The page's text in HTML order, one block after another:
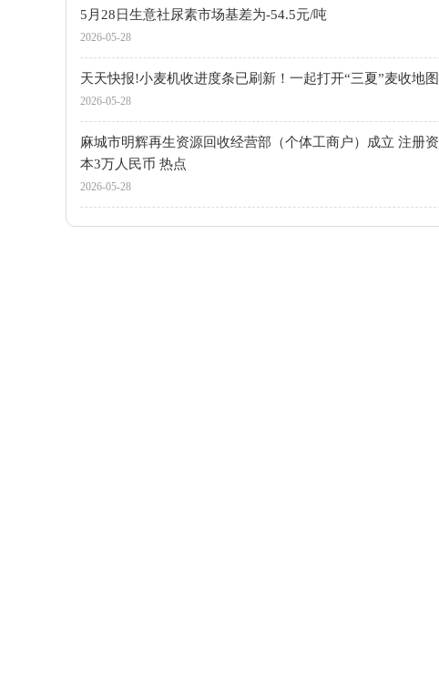
5月28日生意社尿素市场基差为-54.5元/吨
2026-05-28
天天快报!小麦机收进度条已刷新！一起打开“三夏”麦收地图
2026-05-28
麻城市明辉再生资源回收经营部（个体工商户）成立 注册资
本3万人民币 热点
2026-05-28